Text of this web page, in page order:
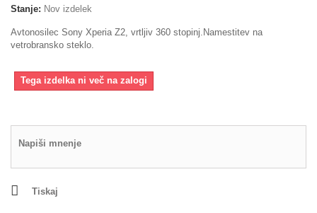
Stanje: Nov izdelek
Avtonosilec Sony Xperia Z2, vrtljiv 360 stopinj.Namestitev na
vetrobransko steklo.
Tega izdelka ni več na zalogi
Napiši mnenje
Tiskaj